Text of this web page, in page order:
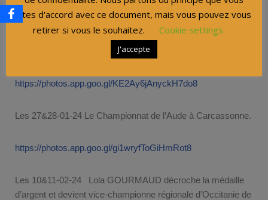
https://photos.app.goo.gl/GvK6UEyKFK4mPBmn7
Le 07-01-24 Premier concours 2024 à Carcassonne.
https://photos.app.goo.gl/KE2Ay6jAnyckH7do8
Les 27&28-01-24 Le Championnat de l’Aude à Carcassonne.
https://photos.app.goo.gl/gi1wryfToGiHmRot8
Les 10&11-02-24 Lola GOURMAUD décroche la médaille
d’argent et devient vice-championne régionale d’Occitanie de
êtes d'accord avec ce document, mais vous pouvez vous
retirer si vous le souhaitez.
Cookie settings
J'accepte